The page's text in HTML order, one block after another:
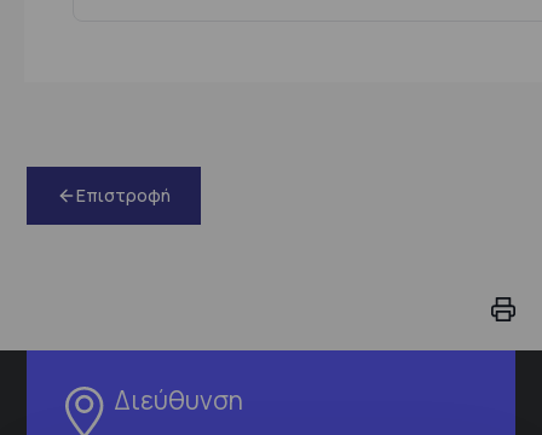
Επιστροφή
Διεύθυνση